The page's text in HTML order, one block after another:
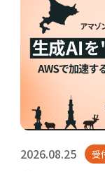
2026.08.25 受